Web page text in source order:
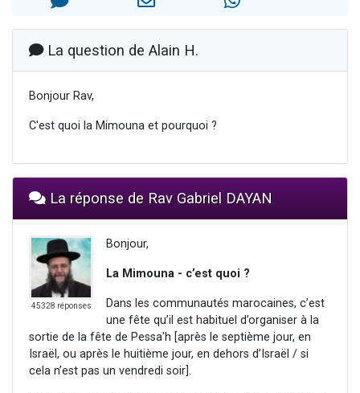
La question de Alain H.
Bonjour Rav,
C'est quoi la Mimouna et pourquoi ?
La réponse de Rav Gabriel DAYAN
45328 réponses
Bonjour,
La Mimouna - c’est quoi ?
Dans les communautés marocaines, c’est
une fête qu’il est habituel d’organiser à la
sortie de la fête de Pessa'h [après le septième jour, en
Israël, ou après le huitième jour, en dehors d’Israël / si
cela n’est pas un vendredi soir].